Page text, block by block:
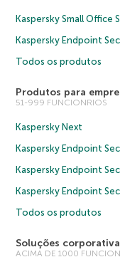
Kaspersky Small Office
Kaspersky Endpoint
Todos os produtos
Produtos para
51-999 FUNCIONRIOS
Kaspersky Next
Kaspersky Endpoint
Kaspersky Endpoint
Kaspersky Endpoint
Todos os produtos
Soluções
ACIMA DE 1000